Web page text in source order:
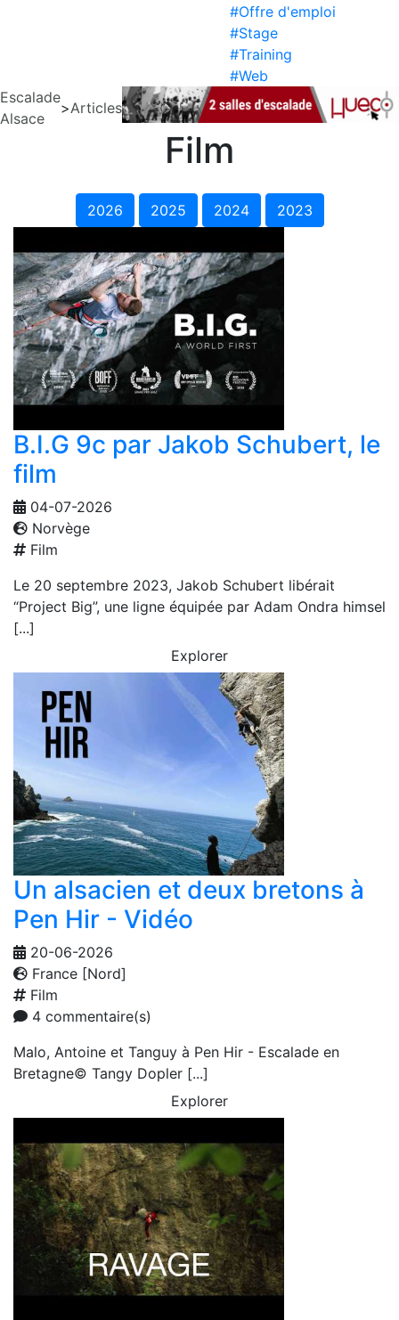
#Offre d'emploi
#Stage
#Training
#Web
Escalade
Alsace
>Articles
Film
2026 2025 2024 2023
B.I.G 9c par Jakob Schubert, le
film
04-07-2026
Norvège
Film
Le 20 septembre 2023, Jakob Schubert libérait
“Project Big”, une ligne équipée par Adam Ondra himsel
[...]
Explorer
Un alsacien et deux bretons à
Pen Hir - Vidéo
20-06-2026
France [Nord]
Film
4 commentaire(s)
Malo, Antoine et Tanguy à Pen Hir - Escalade en
Bretagne© Tangy Dopler [...]
Explorer